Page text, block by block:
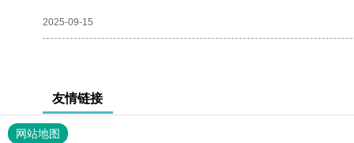
2025-09-15
友情链接
网站地图